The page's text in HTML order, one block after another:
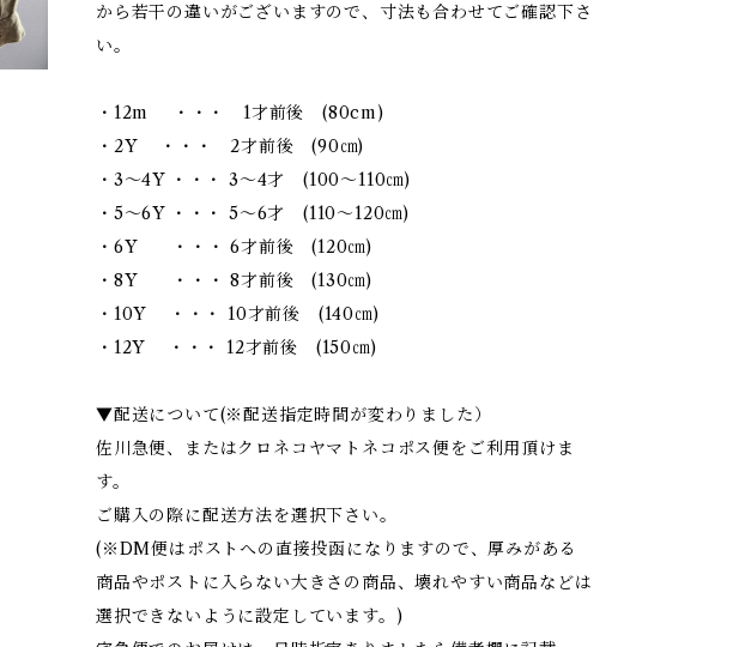
から若干の違いがございますので、寸法も合わせてご確認下さ
い。
・12m ・・・ 1才前後 (80cm)
・2Y ・・・ 2才前後 (90㎝)
・3～4Y ・・・ 3～4才 (100～110㎝)
・5～6Y ・・・ 5～6才 (110～120㎝)
・6Y ・・・ 6才前後 (120㎝)
・8Y ・・・ 8才前後 (130㎝)
・10Y ・・・ 10才前後 (140㎝)
・12Y ・・・ 12才前後 (150㎝)
▼配送について(※配送指定時間が変わりました）
佐川急便、またはクロネコヤマトネコポス便をご利用頂けま
す。
ご購入の際に配送方法を選択下さい。
(※DM便はポストへの直接投函になりますので、厚みがある
商品やポストに入らない大きさの商品、壊れやすい商品などは
選択できないように設定しています。)